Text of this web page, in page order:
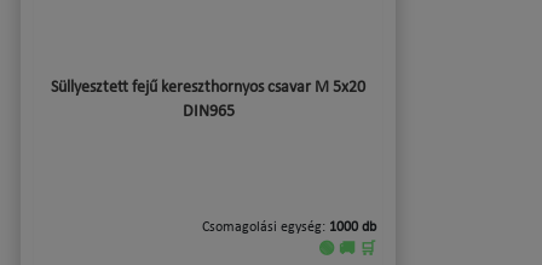
Süllyesztett fejű kereszthornyos csavar M 5x20
DIN965
Csomagolási egység: 1000 db
🟢 🚚 🛒